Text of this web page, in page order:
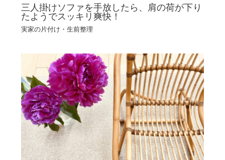
三人掛けソファを手放したら、肩の荷が下り
たようでスッキリ爽快！
実家の片付け・生前整理